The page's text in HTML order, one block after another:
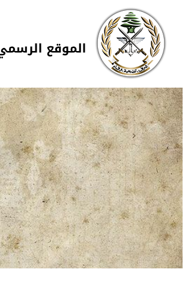
تجاوز إلى المحتوى الرئيسي
Skip to navigation